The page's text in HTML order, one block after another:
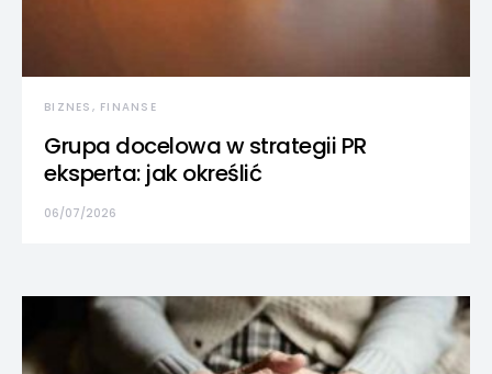
BIZNES, FINANSE
Grupa docelowa w strategii PR
eksperta: jak określić
06/07/2026